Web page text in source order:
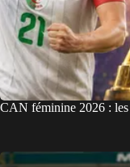
CAN féminine 2026 :